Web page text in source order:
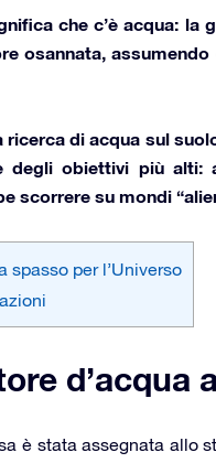
che c’è acqua:
osannata,
ricerca di acqua sul
degli obiettivi più alti:
scorrere su mondi
spasso per l’Universo
d’acqua
è stata assegnata allo